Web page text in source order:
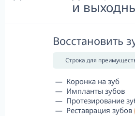
и
Восстановить
Строка для
Коронка на зуб
Импланты зубов
Протезирование
Реставрация зубов